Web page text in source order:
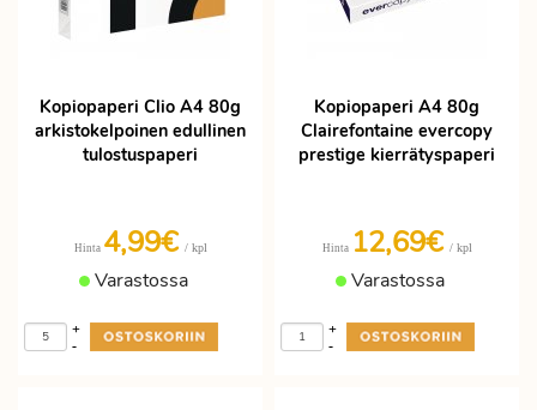
Kopiopaperi Clio A4 80g
arkistokelpoinen edullinen
tulostuspaperi
Hinta 4,99€ / kpl
Varastossa
-
+
Kopiopaperi A4 80g
Clairefontaine evercopy
prestige kierrätyspaperi
Hinta 12,69€ / kpl
Varastossa
-
+